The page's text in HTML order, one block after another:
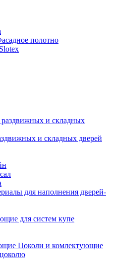
полотно
и складных дверей
для наполнения дверей-
для систем купе
Цоколи и комлектующие